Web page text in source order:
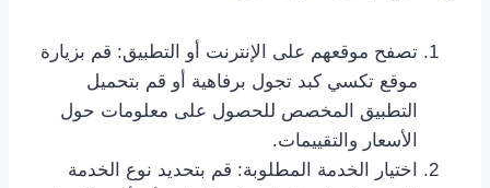
تصفح موقعهم على الإنترنت أو التطبيق: قم بزيارة
موقع تكسي كبد تجول برفاهية أو قم بتحميل
التطبيق المخصص للحصول على معلومات حول
الأسعار والتقييمات.
اختيار الخدمة المطلوبة: قم بتحديد نوع الخدمة